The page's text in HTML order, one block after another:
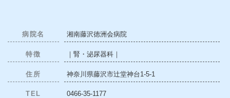
病院名 湘南藤沢徳洲会病院
特徴 ｜腎・泌尿器科｜
住所 神奈川県藤沢市辻堂神台1-5-1
TEL 0466-35-1177